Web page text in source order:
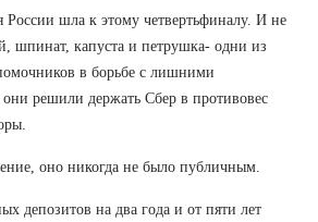
шла к этому четвертьфиналу. И не
шпинат, капуста и петрушка- одни из
в борьбе с лишними
решили держать Сбер в противовес
оно никогда не было публичным.
депозитов на два года и от пяти лет